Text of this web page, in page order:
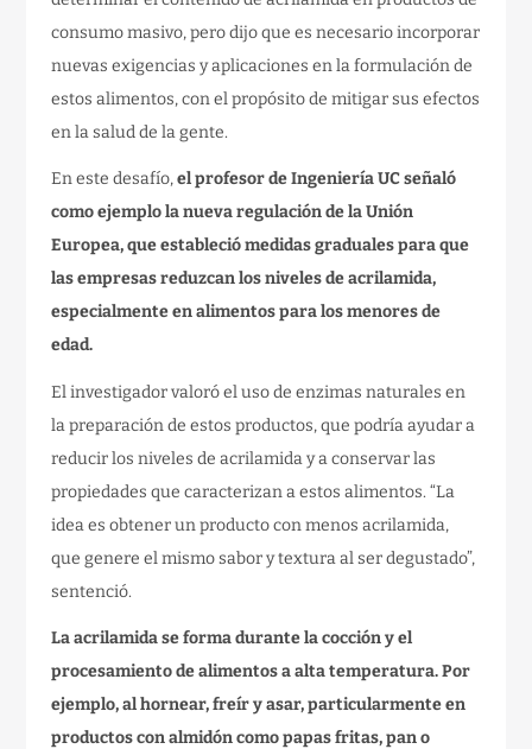
consumo masivo, pero dijo que es necesario incorporar
nuevas exigencias y aplicaciones en la formulación de
estos alimentos, con el propósito de mitigar sus efectos
en la salud de la gente.
En este desafío,el profesor de Ingeniería UC señaló
como ejemplo la nueva regulación de la Unión
Europea, que estableció medidas graduales para que
las empresas reduzcan los niveles de acrilamida,
especialmente en alimentos para los menores de
edad.
El investigador valoró el uso de enzimas naturales en
la preparación de estos productos, que podría ayudar a
reducir los niveles de acrilamida y a conservar las
propiedades que caracterizan a estos alimentos. “La
idea es obtener un producto con menos acrilamida,
que genere el mismo sabor y textura al ser degustado”,
sentenció.
La acrilamida se forma durante la cocción y el
procesamiento de alimentos a alta temperatura. Por
ejemplo, al hornear, freír y asar, particularmente en
productos con almidón como papas fritas, pan o